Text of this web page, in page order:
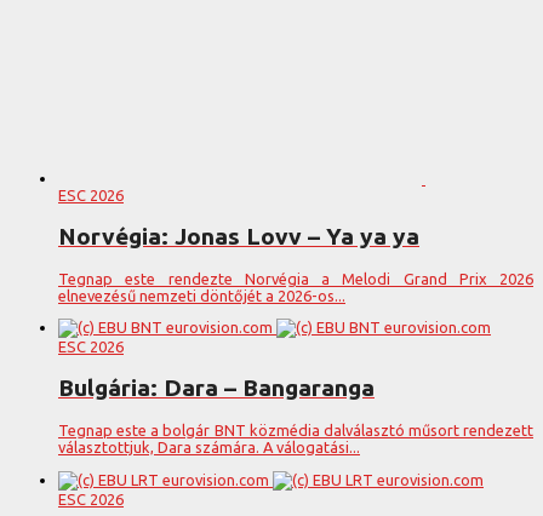
ESC 2026
Norvégia: Jonas Lovv – Ya ya ya
Tegnap este rendezte Norvégia a Melodi Grand Prix 2026
elnevezésű nemzeti döntőjét a 2026-os...
ESC 2026
Bulgária: Dara – Bangaranga
Tegnap este a bolgár BNT közmédia dalválasztó műsort rendezett
választottjuk, Dara számára. A válogatási...
ESC 2026